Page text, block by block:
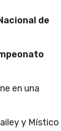
de
en una
y Místico